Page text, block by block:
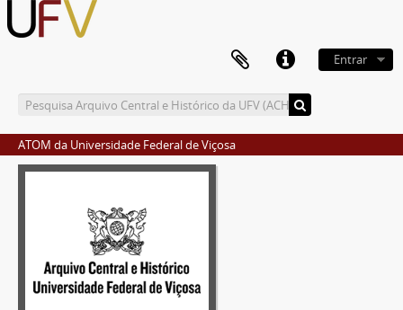
Entrar
ATOM da Universidade Federal de Viçosa